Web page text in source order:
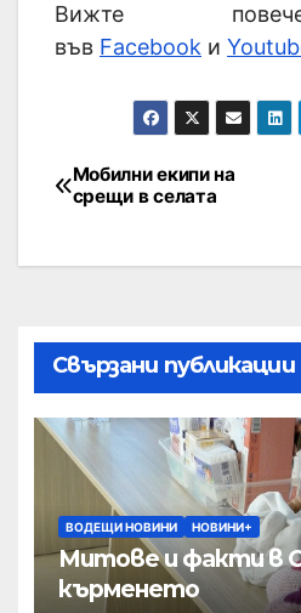
Вижте
във Facebook и
Мобилни екипи на
срещи в селата
Свързани публикации
ВОДЕЩИ НОВИНИ НОВИНИ+
Митове и факти в
кърменето